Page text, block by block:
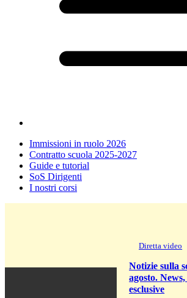
Immissioni in ruolo 2026
Contratto scuola 2025-2027
Guide e tutorial
SoS Dirigenti
I nostri corsi
Diretta video
Notizie sulla
agosto.
esclusive